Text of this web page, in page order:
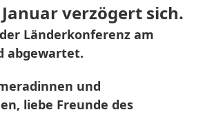
verzögert sich.
Länderkonferenz am
abgewartet.
und
liebe Freunde des